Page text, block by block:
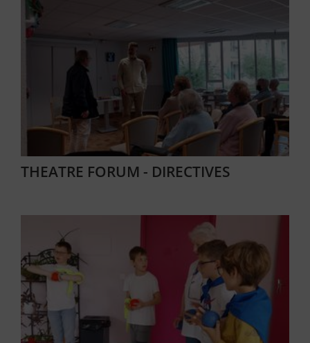
THEATRE FORUM - DIRECTIVES